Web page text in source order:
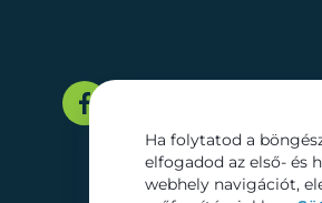
Ha folytatod a
elfogadod az első- és
webhely navigációt,